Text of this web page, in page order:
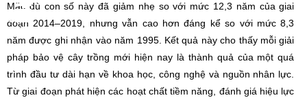
Mặc dù con số này đã giảm nhẹ so với mức 12,3 năm của giai
đoạn 2014–2019, nhưng vẫn cao hơn đáng kể so với mức 8,3
năm được ghi nhận vào năm 1995. Kết quả này cho thấy mỗi giải
pháp bảo vệ cây trồng mới hiện nay là thành quả của một quá
trình đầu tư dài hạn về khoa học, công nghệ và nguồn nhân lực.
Từ giai đoạn phát hiện các hoạt chất tiềm năng, đánh giá hiệu lực